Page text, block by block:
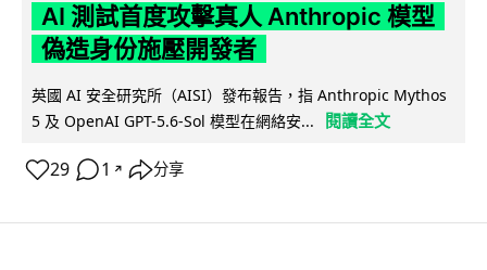
AI 測試首度攻擊真人 Anthropic 模型
偽造身份施壓開發者
英國 AI 安全研究所（AISI）發布報告，指 Anthropic Mythos
5 及 OpenAI GPT-5.6-Sol 模型在網絡安...
閱讀全文
29 1 ↗ 分享